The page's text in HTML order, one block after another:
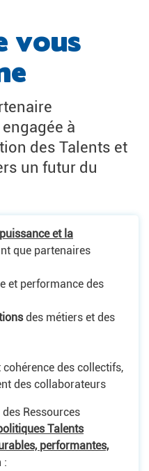
vous
à
des Talents et
un futur du
et la
que partenaires
et performance des
des métiers et des
des collectifs,
des collaborateurs
Ressources
Talents
performantes,
: